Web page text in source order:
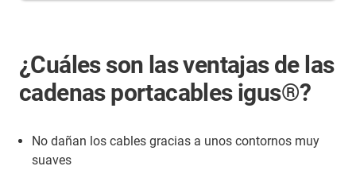
¿Cuáles son las ventajas de las
cadenas portacables igus®?
No dañan los cables gracias a unos contornos muy
suaves